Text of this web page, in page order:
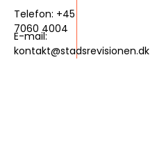
Telefon: +45
7060 4004
E-mail:
kontakt@stadsrevisionen.dk